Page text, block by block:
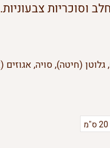
וסוכריות צבעוניות.
גלוטן (חיטה), סויה, אגוזים